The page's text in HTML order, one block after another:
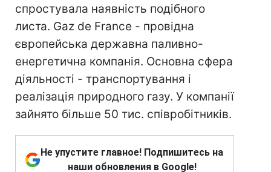
спростувала наявність подібного
листа. Gaz de France - провідна
європейська державна паливно-
енергетична компанія. Основна сфера
діяльності - транспортування і
реалізація природного газу. У компанії
зайнято більше 50 тис. співробітників.
Не упустите главное! Подпишитесь на
наши обновления в Google!